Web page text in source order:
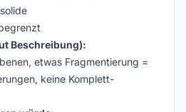
Beschreibung):
etwas Fragmentierung =
keine Komplett-